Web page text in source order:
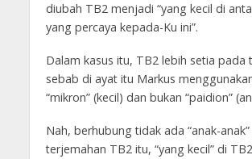
diubah TB2 menjadi “yang kecil di
yang percaya kepada-Ku ini”.
Dalam kasus itu, TB2 lebih setia pada
sebab di ayat itu Markus
“mikron” (kecil) dan bukan “paidion”
Nah, berhubung tidak ada “anak-
terjemahan TB2 itu, “yang kecil” di